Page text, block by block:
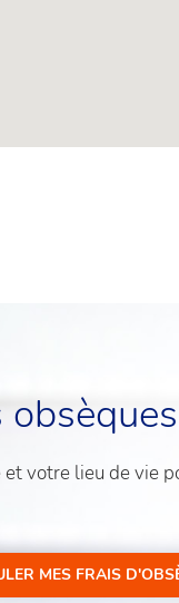
votre lieu de vie
MES FRAIS